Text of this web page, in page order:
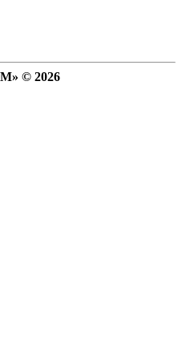
© 2026